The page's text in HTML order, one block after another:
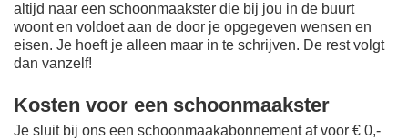
altijd naar een schoonmaakster die bij jou in de buurt
woont en voldoet aan de door je opgegeven wensen en
eisen. Je hoeft je alleen maar in te schrijven. De rest volgt
dan vanzelf!
Kosten voor een schoonmaakster
Je sluit bij ons een schoonmaakabonnement af voor € 0,-